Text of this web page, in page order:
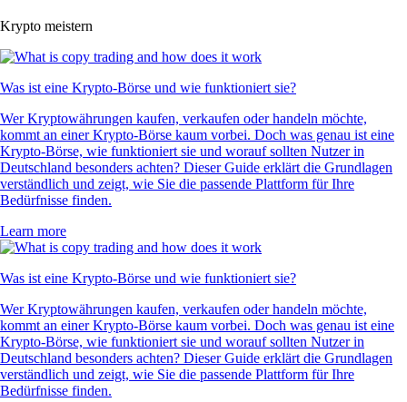
Krypto meistern
Was ist eine Krypto-Börse und wie funktioniert sie?
Wer Kryptowährungen kaufen, verkaufen oder handeln möchte,
kommt an einer Krypto-Börse kaum vorbei. Doch was genau ist eine
Krypto-Börse, wie funktioniert sie und worauf sollten Nutzer in
Deutschland besonders achten? Dieser Guide erklärt die Grundlagen
verständlich und zeigt, wie Sie die passende Plattform für Ihre
Bedürfnisse finden.
Learn more
Was ist eine Krypto-Börse und wie funktioniert sie?
Wer Kryptowährungen kaufen, verkaufen oder handeln möchte,
kommt an einer Krypto-Börse kaum vorbei. Doch was genau ist eine
Krypto-Börse, wie funktioniert sie und worauf sollten Nutzer in
Deutschland besonders achten? Dieser Guide erklärt die Grundlagen
verständlich und zeigt, wie Sie die passende Plattform für Ihre
Bedürfnisse finden.